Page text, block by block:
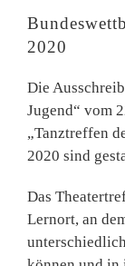
2020
Die
Jugend“ vom
„Tanztreffen
2020 sind
Das
Lernort, an